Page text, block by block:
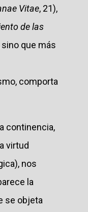
Vitae, 21),
de las
sino que más
comporta
continencia,
virtud
nos
la
se objeta